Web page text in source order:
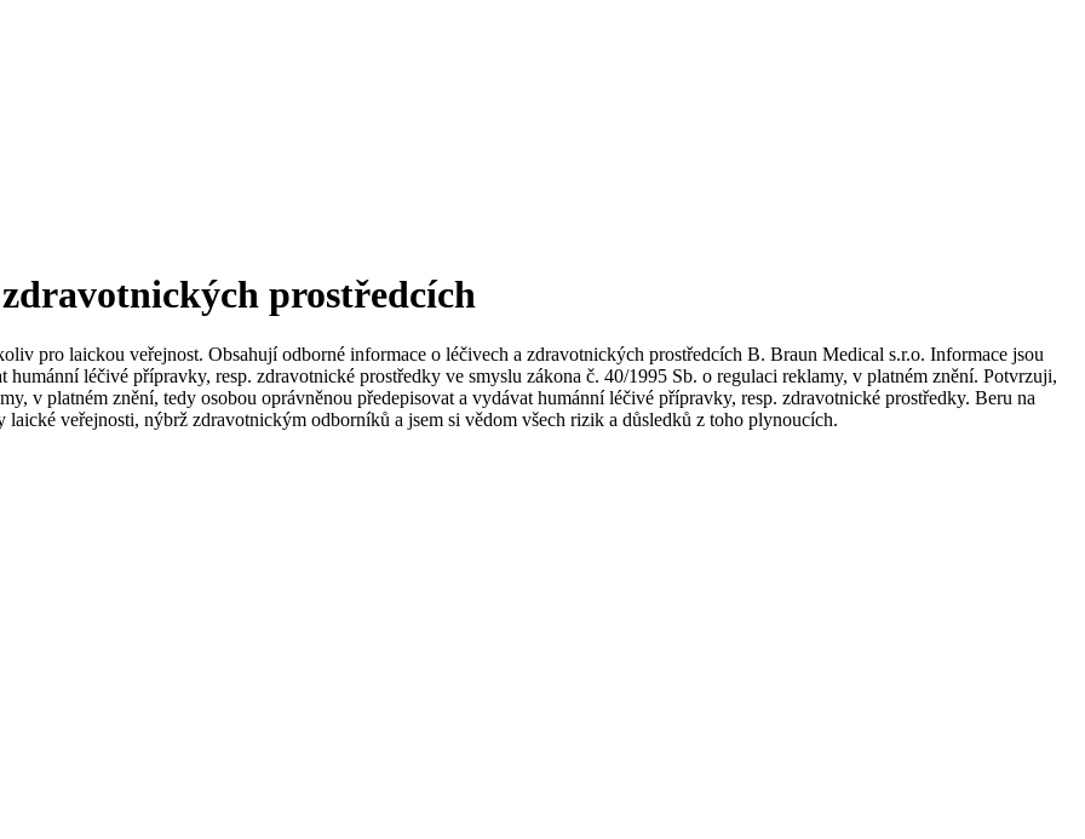
prostředcích
pro laickou veřejnost. Obsahují odborné informace o léčivech a zdravotnických prostředcích B. Braun Medical s.r.o. Informace jsou
léčivé přípravky, resp. zdravotnické prostředky ve smyslu zákona č. 40/1995 Sb. o regulaci reklamy, v platném znění. Potvrzuji,
v platném znění, tedy osobou oprávněnou předepisovat a vydávat humánní léčivé přípravky, resp. zdravotnické prostředky. Beru na
laické veřejnosti, nýbrž zdravotnickým odborníků a jsem si vědom všech rizik a důsledků z toho plynoucích.